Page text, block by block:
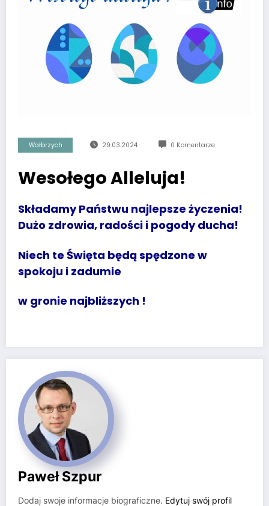
Wałbrzych 29.03.2024 0 Komentarze
Wesołego Alleluja!
Składamy Państwu najlepsze życzenia!
Dużo zdrowia, radości i pogody ducha!
Niech te Święta będą spędzone w
spokoju i zadumie
w gronie najbliższych !
Paweł Szpur
Dodaj swoje informacje biograficzne. Edytuj swój profil